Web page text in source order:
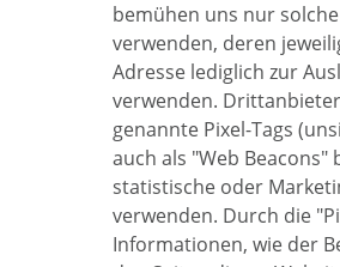
bemühen uns nur
verwenden, deren
Adresse lediglich zur
verwenden.
genannte Pixel-Tags
auch als "Web Beacons"
statistische oder
verwenden. Durch die
Informationen, wie der